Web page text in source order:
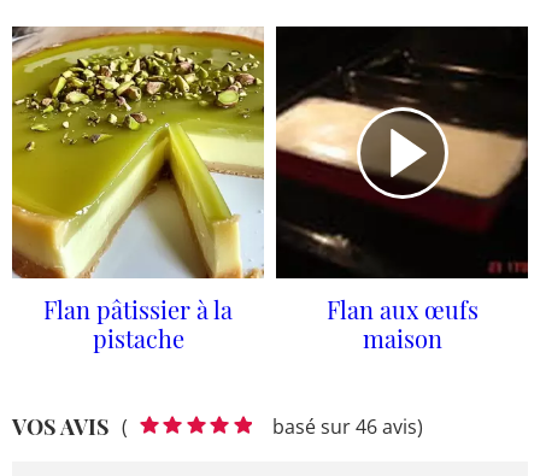
Flan pâtissier à la
pistache
Flan aux œufs
maison
VOS AVIS ( basé sur 46 avis)